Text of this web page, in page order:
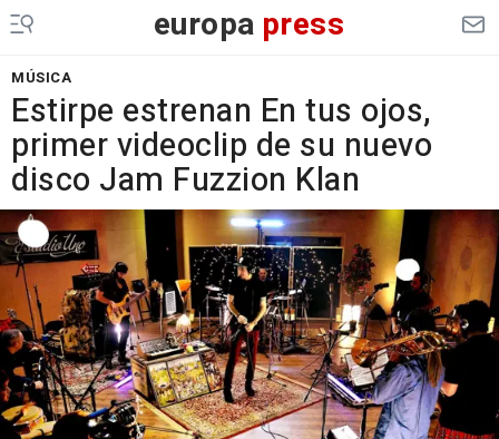
europa press
MÚSICA
Estirpe estrenan En tus ojos,
primer videoclip de su nuevo
disco Jam Fuzzion Klan